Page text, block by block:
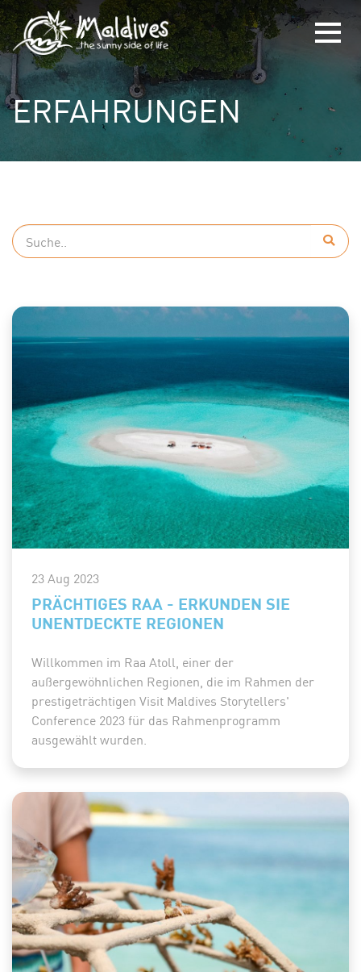
ERFAHRUNGEN
23 Aug 2023
PRÄCHTIGES RAA - ERKUNDEN SIE
UNENTDECKTE REGIONEN
Willkommen im Raa Atoll, einer der
außergewöhnlichen Regionen, die im Rahmen der
prestigeträchtigen Visit Maldives Storytellers'
Conference 2023 für das Rahmenprogramm
ausgewählt wurden.